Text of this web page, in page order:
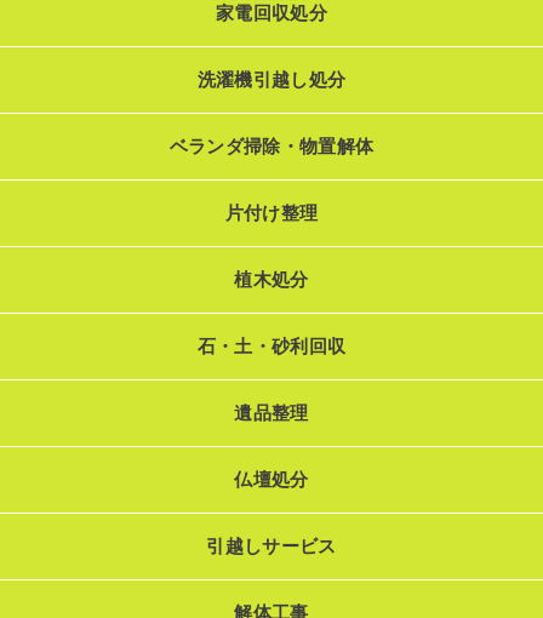
家電回収処分
洗濯機引越し処分
ベランダ掃除・物置解体
片付け整理
植木処分
石・土・砂利回収
遺品整理
仏壇処分
引越しサービス
解体工事